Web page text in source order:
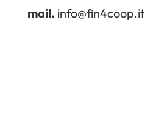
mail. info@fin4coop.it